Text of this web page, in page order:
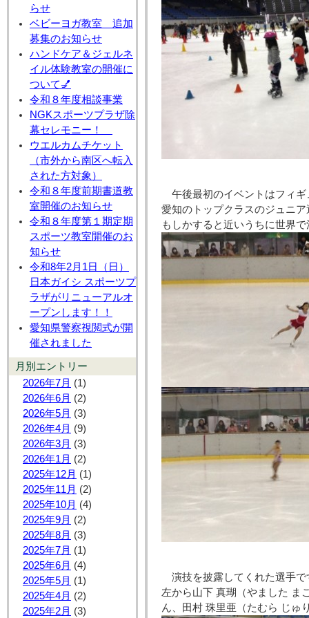
らせ
ベビーヨガ教室 追加
募集のお知らせ
ハンドケア＆ジェルネ
イル体験教室の開催に
ついて💅
令和８年度相談事業
NGKスポーツプラザ除
幕セレモニー！
ウエルカムチケット
（市外から南区へ転入
された方対象）
令和８年度前期書道教
室開催のお知らせ
令和８年度第１期定期
スポーツ教室開催のお
知らせ
令和8年2月1日（日）
日本ガイシ スポーツプ
ラザがリニューアルオ
ープンします！！
愛知県警察視閲式が開
催されました
月別エントリー
2026年7月 (1)
2026年6月 (2)
2026年5月 (3)
2026年4月 (9)
2026年3月 (3)
2026年1月 (2)
2025年12月 (1)
2025年11月 (2)
2025年10月 (4)
2025年9月 (2)
2025年8月 (3)
2025年7月 (1)
2025年6月 (4)
2025年5月 (1)
2025年4月 (2)
2025年2月 (3)
午後最初のイベントはフィ
愛知のトップクラスのジュニ
もしかすると近いうちに世界
演技を披露してくれた選手で
左から山下 真瑚（やました ま
ん、田村 珠里亜（たむら じ